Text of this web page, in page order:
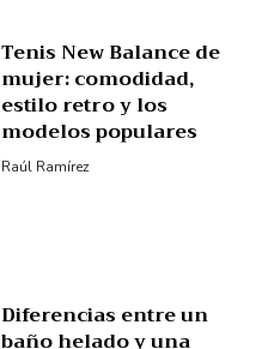
Tenis New Balance de
mujer: comodidad,
estilo retro y los
modelos populares
Raúl Ramírez
Diferencias entre un
baño helado y una